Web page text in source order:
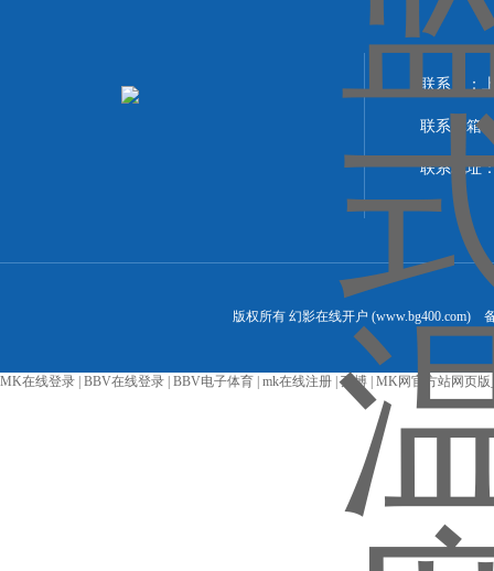
联系人：
联系邮箱
联系地址
版权所有 幻影在线开户 (www.bg400.com)
MK在线登录 BBV在线登录 BBV电子体育 mk在线注册 |万博 MK网官方站网页